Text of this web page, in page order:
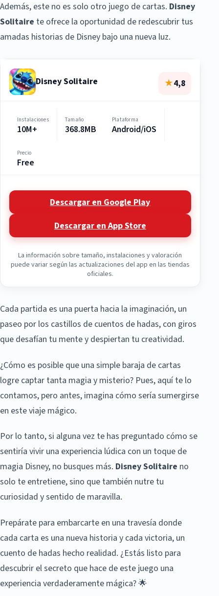
Además, este no es solo otro juego de cartas. Disney
Solitaire te ofrece la oportunidad de redescubrir tus
amadas historias de Disney bajo una nueva luz.
Disney Solitaire ★4,8
Instalaciones
10M+
Tamaño
368.8MB
Plataforma
Android/iOS
Precio
Free
Descargar en Google Play
Descargar en App Store
La información sobre tamaño, instalaciones y valoración
puede variar según las actualizaciones del app en las tiendas
oficiales.
Cada partida es una puerta hacia la imaginación, un
paseo por los castillos de cuentos de hadas, con giros
que desafían tu mente y despiertan tu creatividad.
¿Cómo es posible que una simple baraja de cartas
logre captar tanta magia y misterio? Pues, aquí te lo
contamos, pero antes, imagina cómo sería sumergirse
en este viaje mágico.
Por lo tanto, si alguna vez te has preguntado cómo se
sentiría vivir una experiencia lúdica con un toque de
magia Disney, no busques más. Disney Solitaire no
solo te entretiene, sino que también nutre tu
curiosidad y sentido de maravilla.
Prepárate para embarcarte en una travesía donde
cada carta es una nueva historia y cada victoria, un
cuento de hadas hecho realidad. ¿Estás listo para
descubrir el secreto que hace de este juego una
experiencia verdaderamente mágica? 🌟